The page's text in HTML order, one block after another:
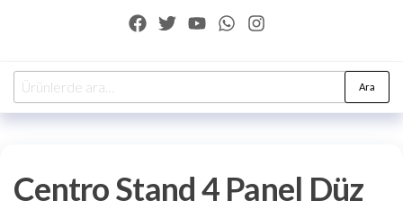
Ara
Centro Stand 4 Panel Düz